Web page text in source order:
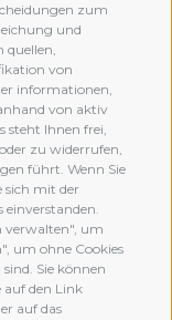
zum
und
von
informationen,
von aktiv
steht Ihnen frei,
zu widerrufen,
führt. Wenn Sie
sich mit der
verwalten", um
um ohne Cookies
Sie können
auf den Link
auf das